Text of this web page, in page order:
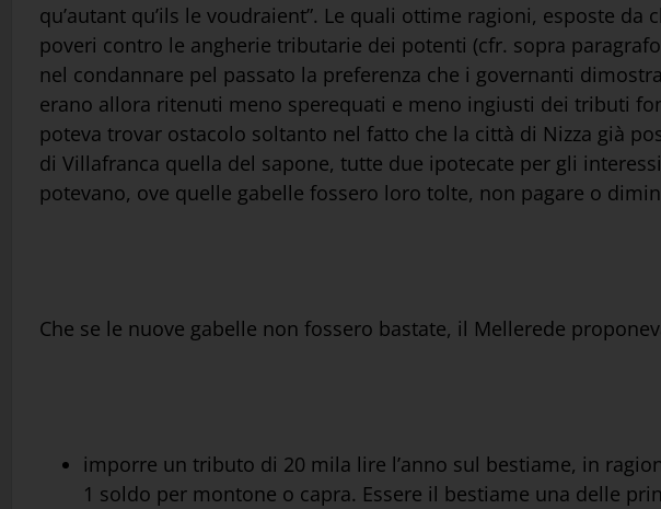
qu’autant qu’ils le voudraient”. Le quali ottime ragioni, esposte
poveri contro le angherie tributarie dei potenti (cfr. sopra
nel condannare pel passato la preferenza che i governanti
erano allora ritenuti meno sperequati e meno ingiusti dei tributi
poteva trovar ostacolo soltanto nel fatto che la città di Nizza già
di Villafranca quella del sapone, tutte due ipotecate per gli
potevano, ove quelle gabelle fossero loro tolte, non pagare o
Che se le nuove gabelle non fossero bastate, il Mellerede
imporre un tributo di 20 mila lire l’anno sul bestiame, in
1 soldo per montone o capra. Essere il bestiame una delle